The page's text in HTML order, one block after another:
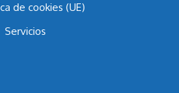
de cookies (UE)
Servicios